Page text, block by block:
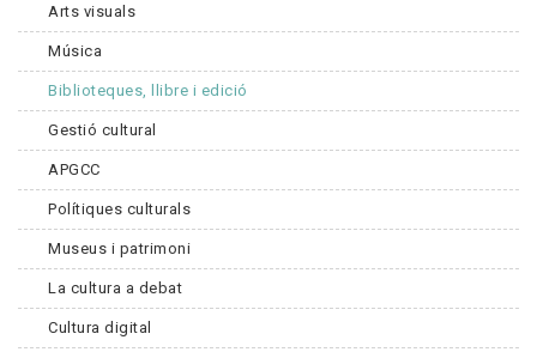
Arts visuals
Música
Biblioteques, llibre i edició
Gestió cultural
APGCC
Polítiques culturals
Museus i patrimoni
La cultura a debat
Cultura digital